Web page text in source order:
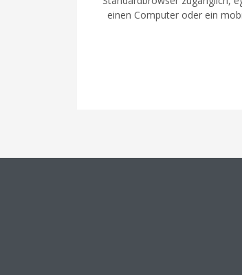
einen Computer oder ein